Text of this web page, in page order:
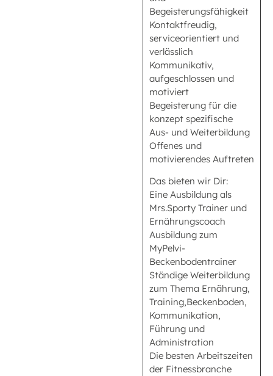
Begeisterungsfähigkeit
Kontaktfreudig,
serviceorientiert und
verlässlich
Kommunikativ,
aufgeschlossen und
motiviert
Begeisterung für die
konzept spezifische
Aus- und Weiterbildung
Offenes und
motivierendes Auftreten
Das bieten wir Dir:
Eine Ausbildung als
Mrs.Sporty Trainer und
Ernährungscoach
Ausbildung zum
MyPelvi-
Beckenbodentrainer
Ständige Weiterbildung
zum Thema Ernährung,
Training,Beckenboden,
Kommunikation,
Führung und
Administration
Die besten Arbeitszeiten
der Fitnessbranche